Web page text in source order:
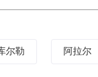
尔勒 阿拉尔